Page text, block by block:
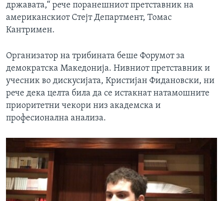
државата,“ рече поранешниот претставник на
американскиот Стејт Департмент, Томас
Кантримен.
Организатор на трибината беше Форумот за
демократска Македонија. Нивниот претставник и
учесник во дискусијата, Кристијан Фидановски, ни
рече дека целта била да се истакнат натамошните
приоритетни чекори низ академска и
професионална анализа.